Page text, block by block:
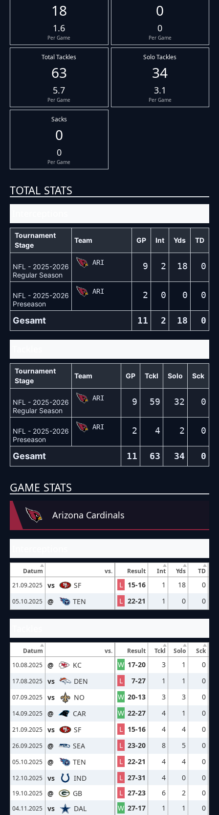
18
1.6
Per Game
0
0
Per Game
Total Tackles
63
5.7
Per Game
Solo Tackles
34
3.1
Per Game
Sacks
0
0
Per Game
TOTAL STATS
Tournament
Stage
Team GP Int Yds TD
NFL - 2025-2026
Regular Season
ARI 9 2 18 0
NFL - 2025-2026
Preseason
ARI 2 0 0 0
Gesamt 11 2 18 0
Tournament
Stage
Team GP Tckl Solo Sck
NFL - 2025-2026
Regular Season
ARI 9 59 32 0
NFL - 2025-2026
Preseason
ARI 2 4 2 0
Gesamt 11 63 34 0
GAME STATS
Arizona Cardinals
Datum vs. Result Int Yds
TD
21.09.2025 vs SF L 15-16 1 18 0
05.10.2025 @ TEN L 22-21 1 0 0
Datum vs. Result Tckl Solo
Sck
10.08.2025 @ KC W 17-20 3 1 0
17.08.2025 vs DEN L 7-27 1 1 0
07.09.2025 vs NO W 20-13 3 3 0
14.09.2025 @ CAR W 22-27 4 1 0
21.09.2025 vs SF L 15-16 4 4 0
26.09.2025 @ SEA L 23-20 8 5 0
05.10.2025 @ TEN L 22-21 4 4 0
12.10.2025 vs IND L 27-31 4 0 0
19.10.2025 @ GB L 27-23 6 2 0
04.11.2025 vs DAL W 27-17 1 1 0